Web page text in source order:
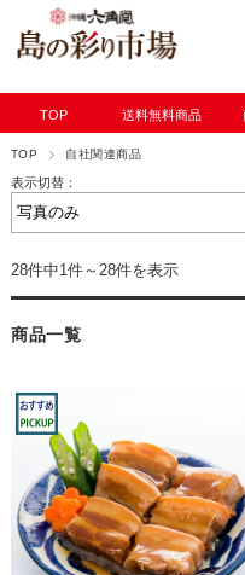
TOP 送料無料商品
TOP 自社関連商品
表示切替：
28件中1件～28件を表示
商品一覧